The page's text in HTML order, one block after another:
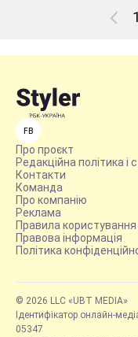
FB
Про проєкт
Редакційна політика і
Контакти
Команда
Про компанію
Реклама
Правила користування
Правова інформація
Політика
© 2026 LLC «UBT MEDIA»
Ідентифікатор онлайн-
05347